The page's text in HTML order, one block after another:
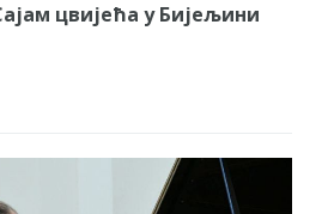
цвијећа у Бијељини